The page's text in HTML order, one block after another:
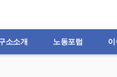
소소개 노동포럼 이